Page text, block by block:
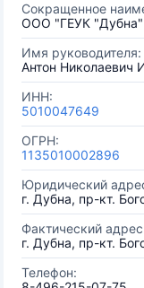
Сокращенное
ООО "ГЕУК "Дубна"
Имя руководителя:
Антон Николаевич
ИНН:
5010047649
ОГРН:
1135010002896
Юридический
г. Дубна, пр-кт.
Фактический
г. Дубна, пр-кт.
Телефон: